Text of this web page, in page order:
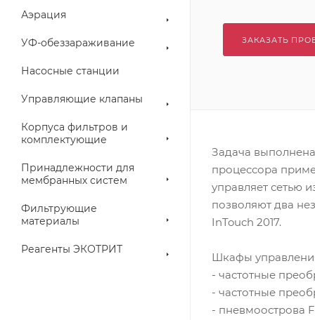
Аэрация
УФ-обеззараживание
Насосные станции
Управляющие клапаны
Корпуса фильтров и
комплектующие
Принадлежности для
мембранных систем
Фильтрующие
материалы
Реагенты ЭКОТРИТ
ЗАКАЗАТЬ
Задача
процессора
управляет сетью
позволяют два
InTouch 2017.
Шкафы
- частотные
- частотные
- пневмоострова